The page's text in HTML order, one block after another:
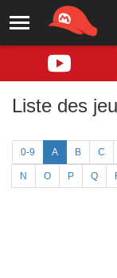
Liste des
0-9 A B C
N O P Q